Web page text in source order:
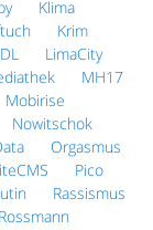
Klima
Krim
LimaCity
MH17
Mobirise
Nowitschok
Orgasmus
Pico
Rassismus
Rossmann